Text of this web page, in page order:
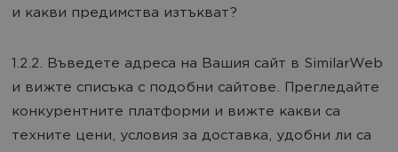
и какви предимства изтъкват?
1.2.2. Въведете адреса на Вашия сайт в SimilarWeb
и вижте списъка с подобни сайтове. Прегледайте
конкурентните платформи и вижте какви са
техните цени, условия за доставка, удобни ли са